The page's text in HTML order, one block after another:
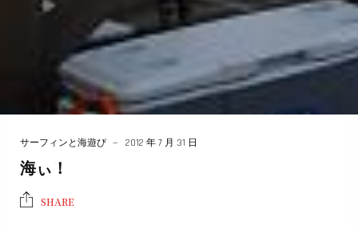
サーフィンと海遊び 2012 年 7 月 31 日
海ぃ！
SHARE